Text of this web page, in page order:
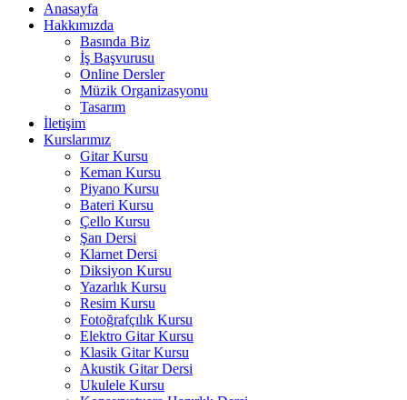
Anasayfa
Hakkımızda
Basında Biz
İş Başvurusu
Online Dersler
Müzik Organizasyonu
Tasarım
İletişim
Kurslarımız
Gitar Kursu
Keman Kursu
Piyano Kursu
Bateri Kursu
Çello Kursu
Şan Dersi
Klarnet Dersi
Diksiyon Kursu
Yazarlık Kursu
Resim Kursu
Fotoğrafçılık Kursu
Elektro Gitar Kursu
Klasik Gitar Kursu
Akustik Gitar Dersi
Ukulele Kursu